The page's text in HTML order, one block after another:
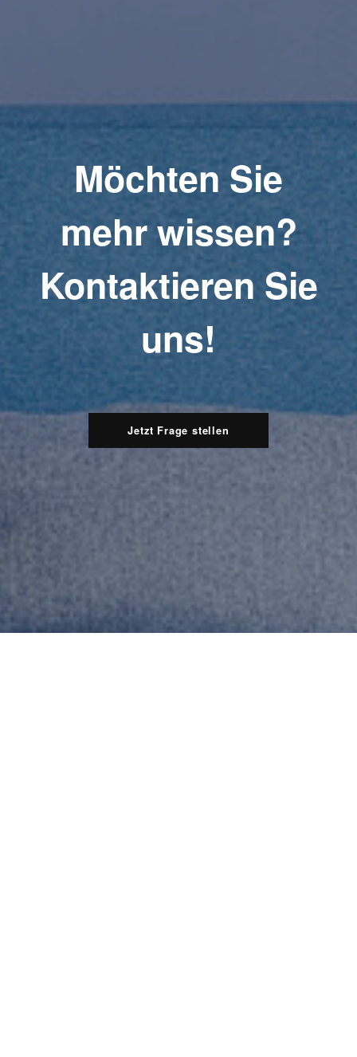
Möchten Sie
mehr wissen?
Kontaktieren Sie
uns!
Jetzt Frage stellen